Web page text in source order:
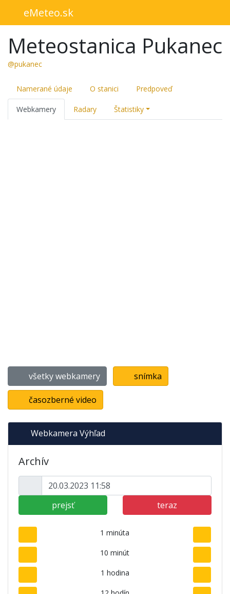
eMeteo.sk
Meteostanica Pukanec
@pukanec
Namerané údaje O stanici Predpoveď
Webkamery Radary Štatistiky
všetky webkamery snímka
časozberné video
Webkamera Výhľad
Archív
prejsť teraz
1 minúta
10 minút
1 hodina